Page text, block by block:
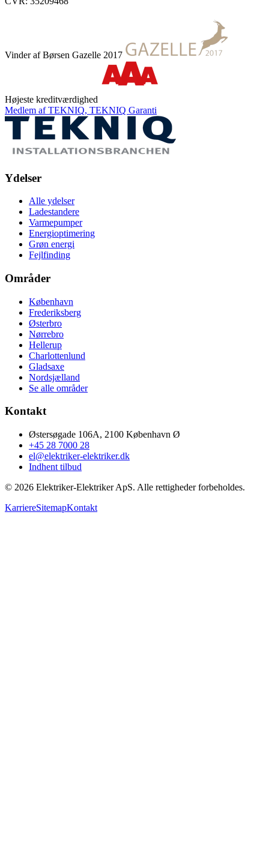
Vinder af Børsen Gazelle 2017
Højeste kreditværdighed
Medlem af TEKNIQ, TEKNIQ Garanti
Ydelser
Alle ydelser
Ladestandere
Varmepumper
Energioptimering
Grøn energi
Fejlfinding
Områder
København
Frederiksberg
Østerbro
Nørrebro
Hellerup
Charlottenlund
Gladsaxe
Nordsjælland
Se alle områder
Kontakt
Østersøgade 106A, 2100 København Ø
+45 28 7000 28
el@elektriker-elektriker.dk
Indhent tilbud
© 2026 Elektriker-Elektriker ApS. Alle rettigheder forbeholdes.
KarriereSitemapKontakt